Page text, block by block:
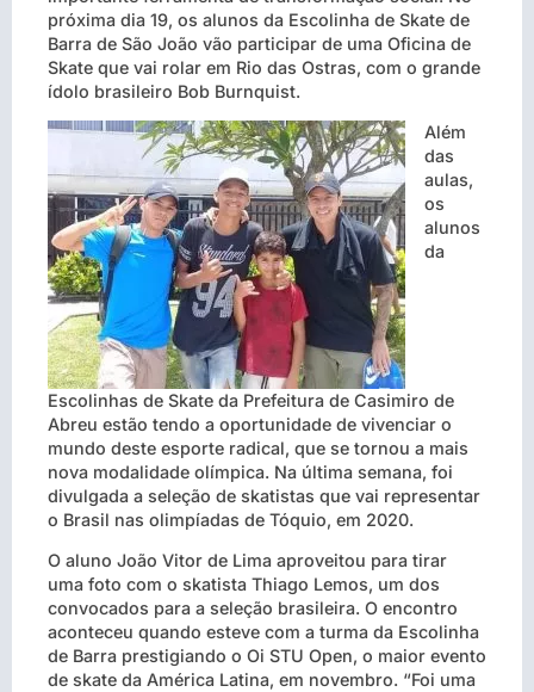
próxima dia 19, os alunos da Escolinha de Skate de
Barra de São João vão participar de uma Oficina de
Skate que vai rolar em Rio das Ostras, com o grande
ídolo brasileiro Bob Burnquist.
Além
das
aulas,
os
alunos
da
Escolinhas de Skate da Prefeitura de Casimiro de
Abreu estão tendo a oportunidade de vivenciar o
mundo deste esporte radical, que se tornou a mais
nova modalidade olímpica. Na última semana, foi
divulgada a seleção de skatistas que vai representar
o Brasil nas olimpíadas de Tóquio, em 2020.
O aluno João Vitor de Lima aproveitou para tirar
uma foto com o skatista Thiago Lemos, um dos
convocados para a seleção brasileira. O encontro
aconteceu quando esteve com a turma da Escolinha
de Barra prestigiando o Oi STU Open, o maior evento
de skate da América Latina, em novembro. “Foi uma